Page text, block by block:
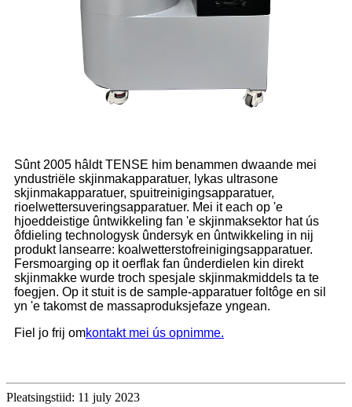
Sûnt 2005 hâldt TENSE him benammen dwaande mei
yndustriële skjinmakapparatuer, lykas ultrasone
skjinmakapparatuer, spuitreinigingsapparatuer,
rioelwettersuveringsapparatuer. Mei it each op 'e
hjoeddeistige ûntwikkeling fan 'e skjinmaksektor hat ús
ôfdieling technologysk ûndersyk en ûntwikkeling in nij
produkt lansearre: koalwetterstofreinigingsapparatuer.
Fersmoarging op it oerflak fan ûnderdielen kin direkt
skjinmakke wurde troch spesjale skjinmakmiddels ta te
foegjen. Op it stuit is de sample-apparatuer foltôge en sil
yn 'e takomst de massaproduksjefaze yngean.
Fiel jo frij omkontakt mei ús opnimme.
Pleatsingstiid: 11 july 2023